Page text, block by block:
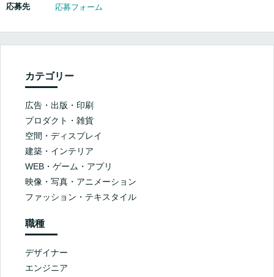
応募先 応募フォーム
カテゴリー
広告・出版・印刷
プロダクト・雑貨
空間・ディスプレイ
建築・インテリア
WEB・ゲーム・アプリ
映像・写真・アニメーション
ファッション・テキスタイル
職種
デザイナー
エンジニア